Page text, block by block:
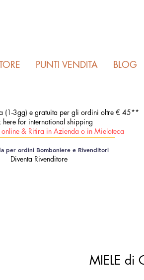
PUNTI VENDITA BLOG
(1-3gg) e gratuita per gli ordini oltre € 45**
here for international shipping
& Ritira in Azienda o in Mieloteca
per ordini Bomboniere e Rivenditori
Diventa Rivenditore
MIELE di